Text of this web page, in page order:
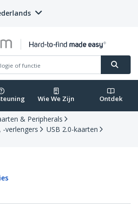
Wie We Zijn Ontdek
& Peripherals
-verlengers
USB 2.0-kaarten